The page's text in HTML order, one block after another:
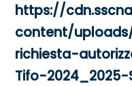
https://
content/
richiesta-
Tifo-2024_2025-